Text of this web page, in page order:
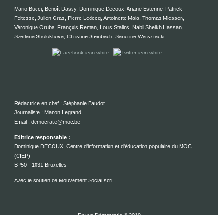
Mario Bucci, Benoît Dassy, Dominique Decoux, Ariane Estenne, Patrick
Feltesse, Julien Gras, Pierre Ledecq, Antoinette Maia, Thomas Miessen,
Véronique Oruba, François Reman, Louis Stalins, Nabil Sheikh Hassan,
Svetlana Sholokhova, Christine Steinbach, Sandrine Warsztacki
Rédactrice en chef : Stéphanie Baudot
Journaliste : Manon Legrand
Email : democratie@moc.be
Editrice responsable :
Dominique DECOUX, Centre d'information et d'éducation populaire du MOC
(CIEP)
BP50 - 1031 Bruxelles
Avec le soutien de Mouvement Social scrl